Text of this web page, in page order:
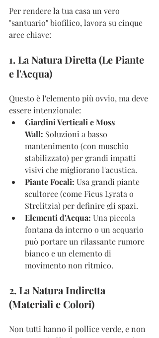
Per rendere la tua casa un vero
"santuario" biofilico, lavora su cinque
aree chiave:
1. La Natura Diretta (Le Piante
e l'Acqua)
Questo è l'elemento più ovvio, ma deve
essere intenzionale:
Giardini Verticali e Moss
Wall: Soluzioni a basso
mantenimento (con muschio
stabilizzato) per grandi impatti
visivi che migliorano l'acustica.
Piante Focali: Usa grandi piante
scultoree (come Ficus Lyrata o
Strelitzia) per definire gli spazi.
Elementi d'Acqua: Una piccola
fontana da interno o un acquario
può portare un rilassante rumore
bianco e un elemento di
movimento non ritmico.
2. La Natura Indiretta
(Materiali e Colori)
Non tutti hanno il pollice verde, e non